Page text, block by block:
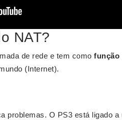
NAT?
de rede e tem como função
(Internet).
problemas. O PS3 está ligado